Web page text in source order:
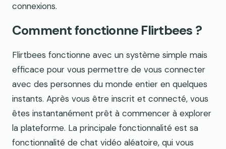
connexions.
Comment fonctionne Flirtbees ?
Flirtbees fonctionne avec un système simple mais
efficace pour vous permettre de vous connecter
avec des personnes du monde entier en quelques
instants. Après vous être inscrit et connecté, vous
êtes instantanément prêt à commencer à explorer
la plateforme. La principale fonctionnalité est sa
fonctionnalité de chat vidéo aléatoire, qui vous